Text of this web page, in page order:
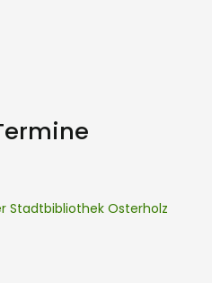
Stadtbibliothek Osterholz